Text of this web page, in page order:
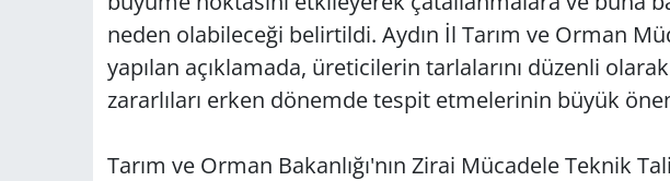
neden olabileceği belirtildi. Aydın İl Tarım ve Orman
yapılan açıklamada, üreticilerin tarlalarını düzenli
zararlıları erken dönemde tespit etmelerinin büyük
Tarım ve Orman Bakanlığı'nın Zirai Mücadele Teknik